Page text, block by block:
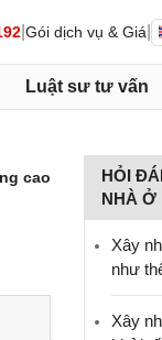
Gói dịch vụ & Giá
Luật sư tư vấn
cao
HỎI
NHÀ Ở
Xây
như
Xây